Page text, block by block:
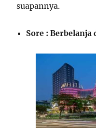
suapannya.
Sore : Berbelanja